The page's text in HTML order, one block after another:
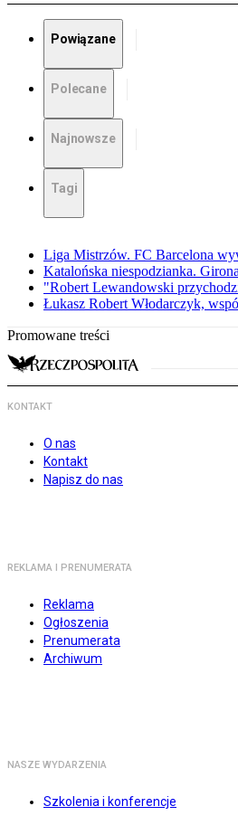
Powiązane
Polecane
Najnowsze
Tagi
Liga Mistrzów. FC Barcelona
Katalońska niespodzianka.
"Robert Lewandowski
Łukasz Robert Włodarczyk,
Promowane treści
KONTAKT
O nas
Kontakt
Napisz do nas
REKLAMA I PRENUMERATA
Reklama
Ogłoszenia
Prenumerata
Archiwum
NASZE WYDARZENIA
Szkolenia i konferencje